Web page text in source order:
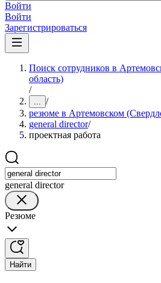
Войти
Войти
Зарегистрироваться
Поиск сотрудников в
область)
/
... /
резюме в Артемовском
general director/
проектная работа
general director
Резюме
Найти